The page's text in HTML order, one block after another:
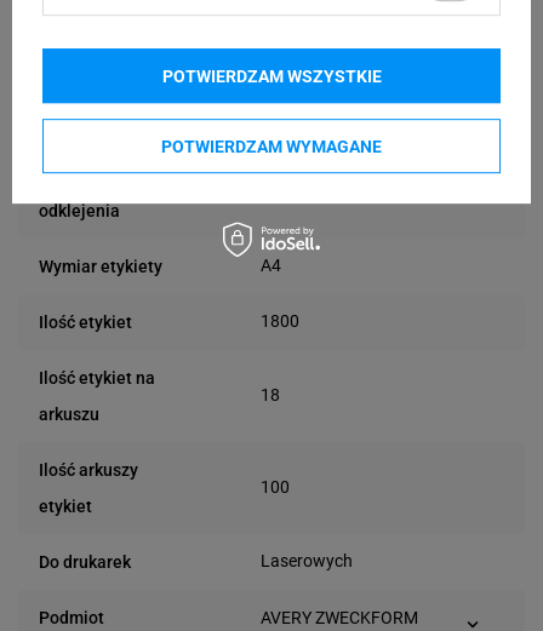
Inkjet
Długość etykiety 46,6 mm
Możliwość
odklejenia
Wymiar etykiety A4
Ilość etykiet 1800
Ilość etykiet na
arkuszu
18
Ilość arkuszy
etykiet
100
Do drukarek Laserowych
Podmiot
AVERY ZWECKFORM
POTWIERDZAM WYMAGANE
POTWIERDZAM WSZYSTKIE